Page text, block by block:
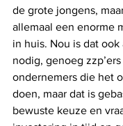
de grote jongens,
allemaal een enorme
in huis. Nou is dat
nodig, genoeg
ondernemers die het
doen, maar dat is
bewuste keuze en